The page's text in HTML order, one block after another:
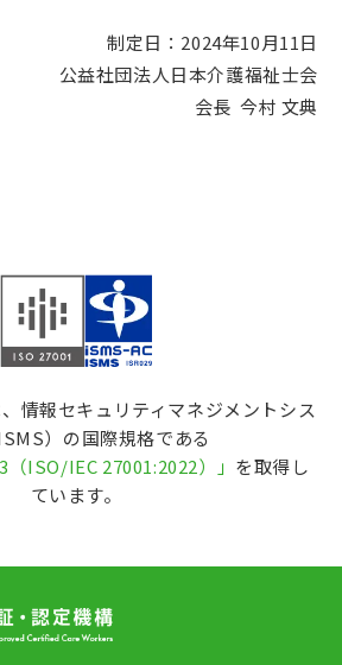
制定日： 2024年10月11日
公益社団法人日本介護福祉士会
会長 今村 文典
情報セキュリティマネジメントシス
）の国際規格である
（ISO/IEC 27001:2022）」 を取得し
ています。